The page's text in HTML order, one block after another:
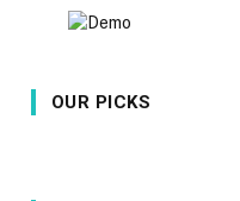
OUR PICKS